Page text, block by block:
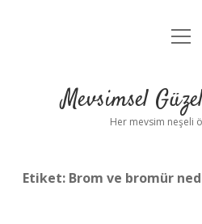
Anasayfa
Yasal
Mevsimsel
Her mevsim neşeli
Etiket: Brom ve bromür